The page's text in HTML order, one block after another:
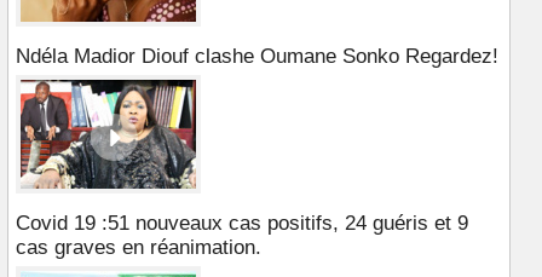
Ndéla Madior Diouf clashe Oumane Sonko Regardez!
Covid 19 :51 nouveaux cas positifs, 24 guéris et 9
cas graves en réanimation.